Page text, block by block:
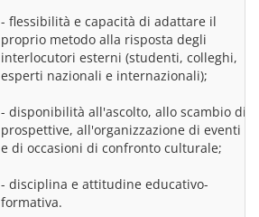
- flessibilità e capacità di adattare il
proprio metodo alla risposta degli
interlocutori esterni (studenti, colleghi,
esperti nazionali e internazionali);
- disponibilità all'ascolto, allo scambio di
prospettive, all'organizzazione di eventi
e di occasioni di confronto culturale;
- disciplina e attitudine educativo-